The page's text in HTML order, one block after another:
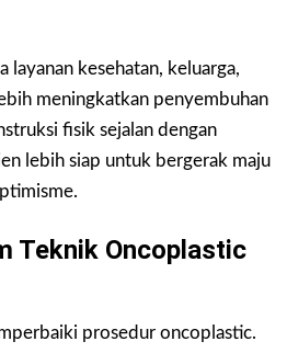
layanan kesehatan, keluarga,
meningkatkan penyembuhan
fisik sejalan dengan
lebih siap untuk bergerak maju
Teknik Oncoplastic
prosedur oncoplastic.